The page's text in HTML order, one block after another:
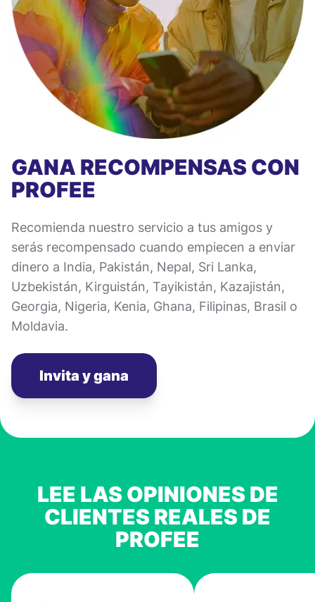
GANA RECOMPENSAS CON
PROFEE
Recomienda nuestro servicio a tus amigos y
serás recompensado cuando empiecen a enviar
dinero a India, Pakistán, Nepal, Sri Lanka,
Uzbekistán, Kirguistán, Tayikistán, Kazajistán,
Georgia, Nigeria, Kenia, Ghana, Filipinas, Brasil o
Moldavia.
Invita y gana
LEE LAS OPINIONES DE
CLIENTES REALES DE
PROFEE